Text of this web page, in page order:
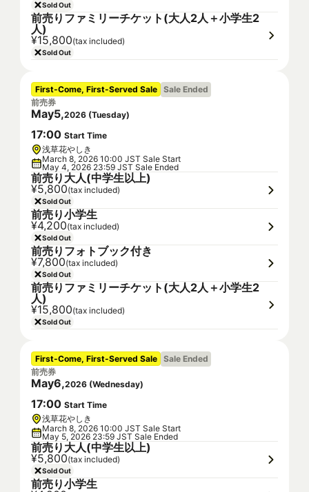
Sold Out
前売りファミリーチケット(大人2人＋小学生2
人)
¥15,800(tax included)
Sold Out
First-Come, First-Served Sale Sale Ended
前売券
May5,2026 (Tuesday)
17:00 Start Time
浅草花やしき
March 8, 2026 10:00 JST Sale Start
May 4, 2026 23:59 JST Sale Ended
前売り大人(中学生以上)
¥5,800(tax included)
Sold Out
前売り小学生
¥4,200(tax included)
Sold Out
前売りフォトブック付き
¥7,800(tax included)
Sold Out
前売りファミリーチケット(大人2人＋小学生2
人)
¥15,800(tax included)
Sold Out
First-Come, First-Served Sale Sale Ended
前売券
May6,2026 (Wednesday)
17:00 Start Time
浅草花やしき
March 8, 2026 10:00 JST Sale Start
May 5, 2026 23:59 JST Sale Ended
前売り大人(中学生以上)
¥5,800(tax included)
Sold Out
前売り小学生